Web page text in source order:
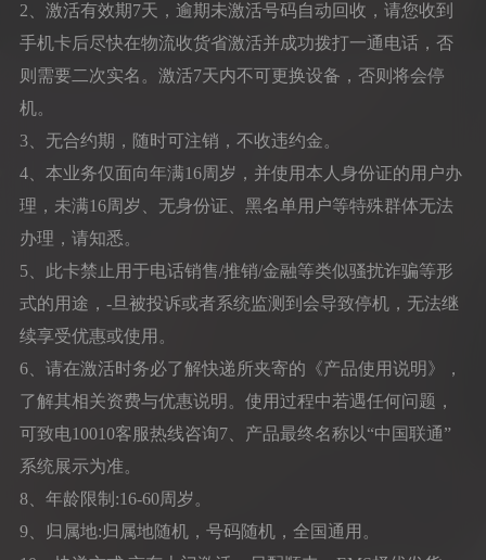
2、激活有效期7天，逾期未激活号码自动回收，请您收到
手机卡后尽快在物流收货省激活并成功拨打一通电话，否
则需要二次实名。激活7天内不可更换设备，否则将会停
机。
3、无合约期，随时可注销，不收违约金。
4、本业务仅面向年满16周岁，并使用本人身份证的用户办
理，未满16周岁、无身份证、黑名单用户等特殊群体无法
办理，请知悉。
5、此卡禁止用于电话销售/推销/金融等类似骚扰诈骗等形
式的用途，-旦被投诉或者系统监测到会导致停机，无法继
续享受优惠或使用。
6、请在激活时务必了解快递所夹寄的《产品使用说明》，
了解其相关资费与优惠说明。使用过程中若遇任何问题，
可致电10010客服热线咨询7、产品最终名称以“中国联通”
系统展示为准。
8、年龄限制:16-60周岁。
9、归属地:归属地随机，号码随机，全国通用。